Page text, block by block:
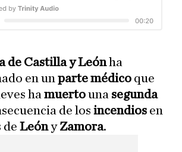
de Castilla y Leónha
en unparte médico que
hamuertouna segunda
de los incendios en
de LeónyZamora.